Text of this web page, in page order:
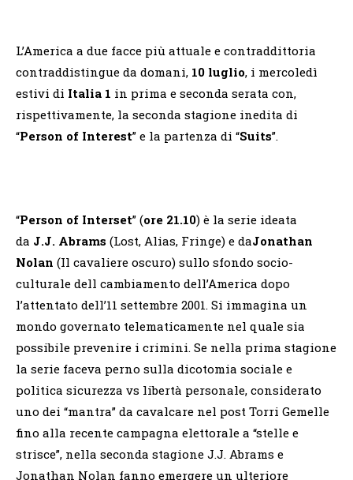
L’America a due facce più attuale e contraddittoria
contraddistingue da domani, 10 luglio, i mercoledì
estivi di Italia 1 in prima e seconda serata con,
rispettivamente, la seconda stagione inedita di
“Person of Interest” e la partenza di “Suits”.
“Person of Interset” (ore 21.10) è la serie ideata
da J.J. Abrams (Lost, Alias, Fringe) e daJonathan
Nolan (Il cavaliere oscuro) sullo sfondo socio-
culturale dell cambiamento dell’America dopo
l’attentato dell’11 settembre 2001. Si immagina un
mondo governato telematicamente nel quale sia
possibile prevenire i crimini. Se nella prima stagione
la serie faceva perno sulla dicotomia sociale e
politica sicurezza vs libertà personale, considerato
uno dei “mantra” da cavalcare nel post Torri Gemelle
fino alla recente campagna elettorale a “stelle e
strisce”, nella seconda stagione J.J. Abrams e
Jonathan Nolan fanno emergere un ulteriore